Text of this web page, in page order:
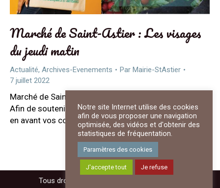
Marché de Saint-Astier : Les visages
du jeudi matin
Actualité, Archives-Evenements Par Mairie-StAstier
7 juillet 2022
Marché de Saint-Astier : Les visages du jeudi matin.
Afin de soutenir le commerce local, Saint-Astier met
en avant vos commerçants du jeudi matin.
Tous droits réservés - Mairie de Saint-Astier
Notre site Internet utilise des cookies
afin de vous proposer une navigation
optimisée, des vidéos et d'obtenir des
statistiques de fréquentation.
Paramètres des cookies
J'accepte tout Je refuse